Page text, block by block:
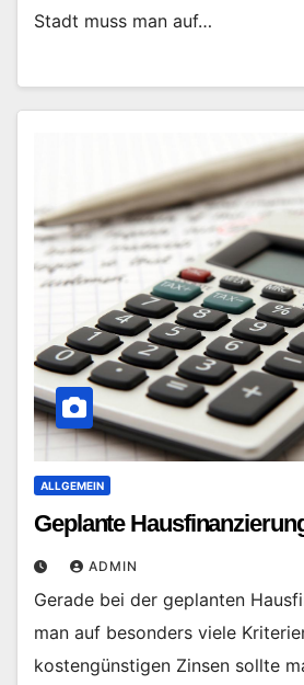
Stadt muss man auf…
ALLGEMEIN
Geplante
ADMIN
Gerade bei der geplanten
man auf besonders viele
kostengünstigen Zinsen sollte